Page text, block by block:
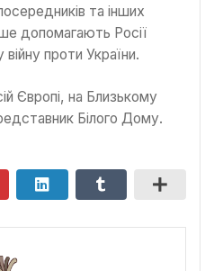
та інших
допомагають Росії
проти України.
Європі, на Близькому
Білого Дому.